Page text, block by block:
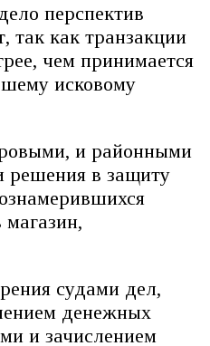
перспектив
так как транзакции
чем принимается
исковому
и районными
решения в защиту
магазин,
судами дел,
денежных
и зачислением